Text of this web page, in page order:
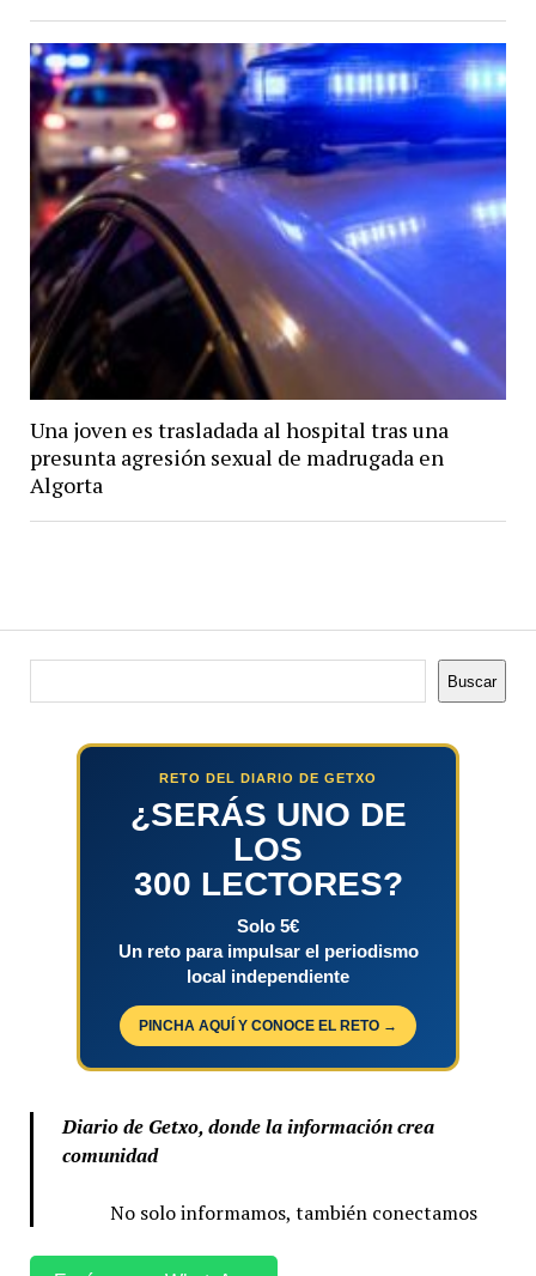
Una joven es trasladada al hospital tras una
presunta agresión sexual de madrugada en
Algorta
Buscar
RETO DEL DIARIO DE GETXO
¿SERÁS UNO DE
LOS
300 LECTORES?
Solo 5€
Un reto para impulsar el periodismo
local independiente
PINCHA AQUÍ Y CONOCE EL RETO →
Diario de Getxo, donde la información crea
comunidad
No solo informamos, también conectamos